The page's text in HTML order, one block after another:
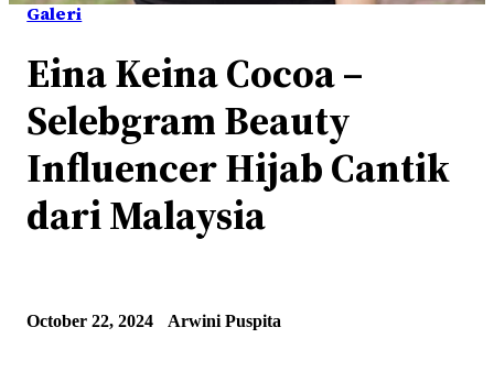
Galeri
Eina Keina Cocoa –
Selebgram Beauty
Influencer Hijab Cantik
dari Malaysia
October 22, 2024 Arwini Puspita